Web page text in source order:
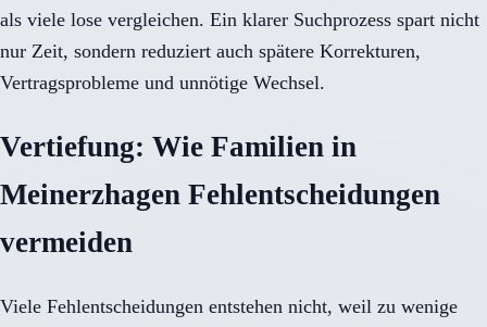
als viele lose vergleichen. Ein klarer Suchprozess spart nicht
nur Zeit, sondern reduziert auch spätere Korrekturen,
Vertragsprobleme und unnötige Wechsel.
Vertiefung: Wie Familien in
Meinerzhagen Fehlentscheidungen
vermeiden
Viele Fehlentscheidungen entstehen nicht, weil zu wenige